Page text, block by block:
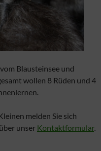
Blausteinsee und
wollen 8 Rüden und 4
melden Sie sich
unser Kontaktformular.